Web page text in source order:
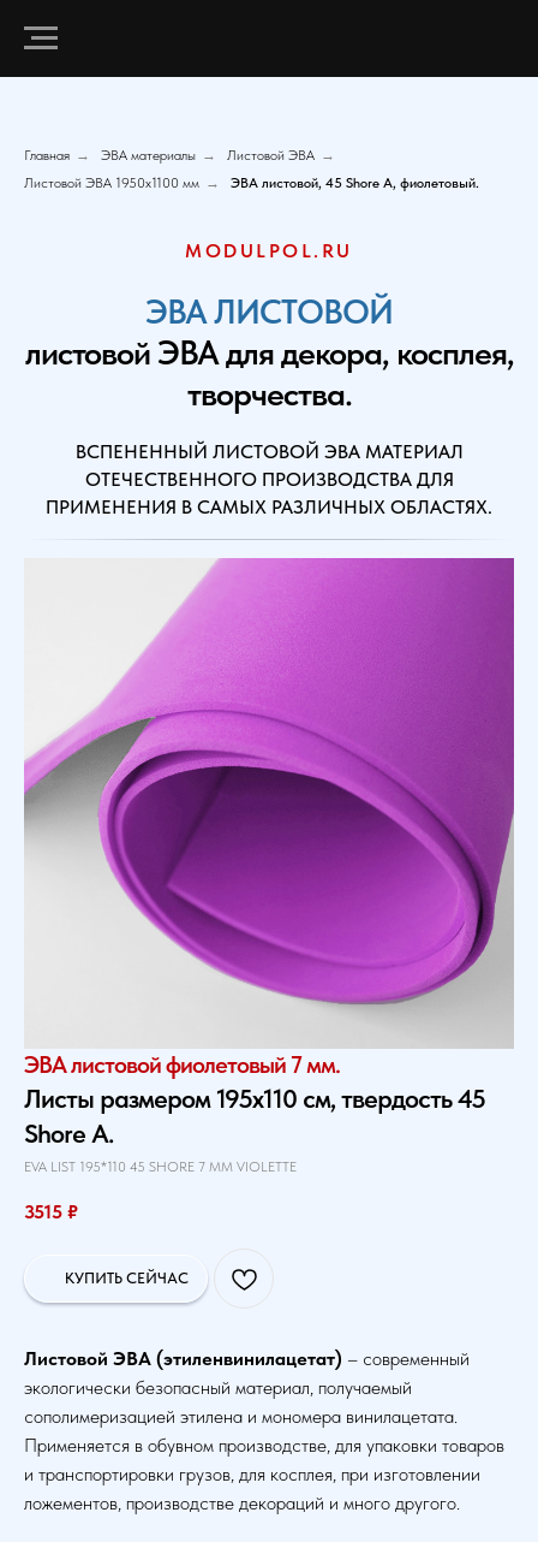
Главная → ЭВА материалы → Листовой ЭВА →
Листовой ЭВА 1950х1100 мм → ЭВА листовой, 45 Shore A, фиолетовый.
MODULPOL.RU
ЭВА ЛИСТОВОЙ
листовой ЭВА для декора, косплея,
творчества.
ВСПЕНЕННЫЙ ЛИСТОВОЙ ЭВА МАТЕРИАЛ
ОТЕЧЕСТВЕННОГО ПРОИЗВОДСТВА ДЛЯ
ПРИМЕНЕНИЯ В САМЫХ РАЗЛИЧНЫХ ОБЛАСТЯХ.
ЭВА листовой фиолетовый 7 мм.
Листы размером 195х110 см, твердость 45
Shore A.
EVA LIST 195*110 45 SHORE 7 MM VIOLETTE
3515 ₽
КУПИТЬ СЕЙЧАС
Листовой ЭВА (этиленвинилацетат) – современный
экологически безопасный материал, получаемый
сополимеризацией этилена и мономера винилацетата.
Применяется в обувном производстве, для упаковки товаров
и транспортировки грузов, для косплея, при изготовлении
ложементов, производстве декораций и много другого.